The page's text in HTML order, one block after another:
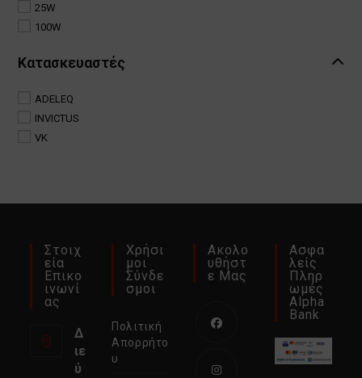
25W
100W
Κατασκευαστές
ADELEQ
INVICTUS
VK
Στοιχ
Εία
Επικο
Ινωνί
Ας
Δ
ιε
ύ
Χρήσι
Μοι
Σύνδε
Σμοι
Πολιτική
Απορρήτο
υ
Ακολο
Υθήστ
Ε Μας
Ασφα
Λείς
Πληρ
Ωμές
Alpha
Bank